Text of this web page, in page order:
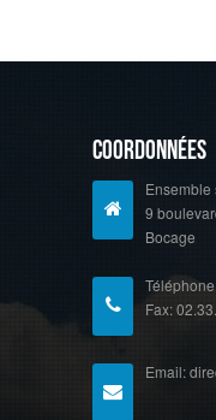
Coordonnées
Ensemble
9
Bocage
Fax:
Email: